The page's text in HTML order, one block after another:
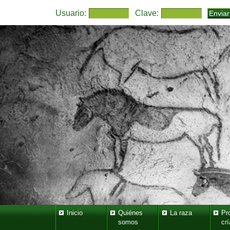
Usuario: Clave:
Inicio
Quiénes
somos
La raza